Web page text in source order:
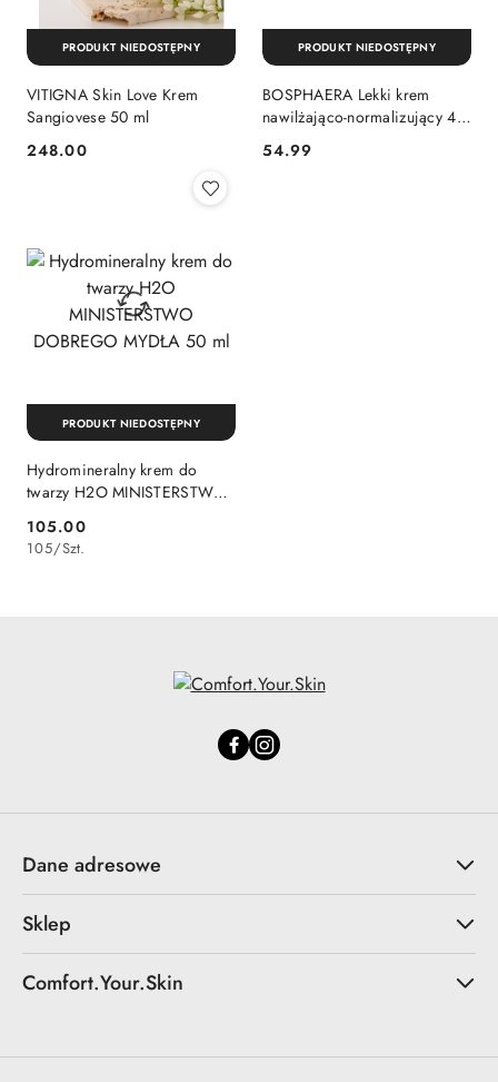
VITIGNA Skin Love Krem
Sangiovese 50 ml
Cena:
248.00
PRODUKT NIEDOSTĘPNY
BOSPHAERA Lekki krem
nawilżająco-normalizujący 40
Cena:
54.99
PRODUKT NIEDOSTĘPNY
Hydromineralny krem do
twarzy H2O MINISTERSTWO
Cena:
105.00
105/Szt.
PRODUKT NIEDOSTĘPNY
Dane adresowe
Sklep
Comfort.Your.Skin